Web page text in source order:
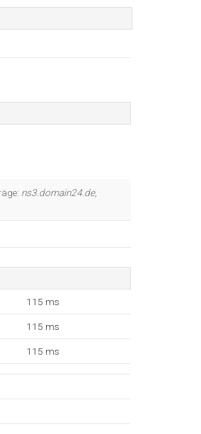
ns3.domain24.de,
115 ms
115 ms
115 ms